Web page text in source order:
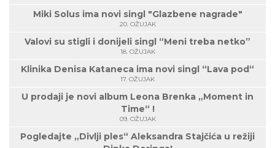
Miki Solus ima novi singl "Glazbene nagrade"
20. OŽUJAK
Valovi su stigli i donijeli singl “Meni treba netko”
18. OŽUJAK
Klinika Denisa Kataneca ima novi singl “Lava pod“
17. OŽUJAK
U prodaji je novi album Leona Brenka „Moment in
Time“ !
09. OŽUJAK
Pogledajte „Divlji ples“ Aleksandra Stajčića u režiji